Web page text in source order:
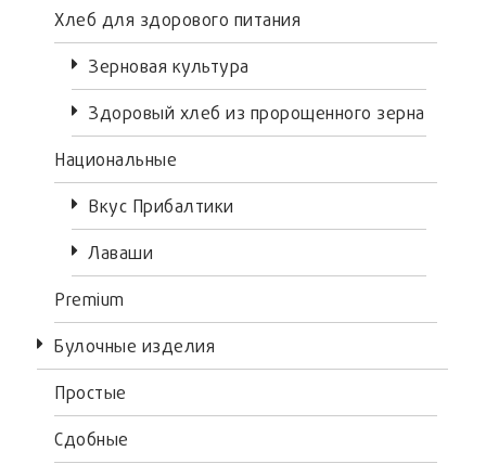
Хлеб для здорового питания
Зерновая культура
Здоровый хлеб из пророщенного зерна
Национальные
Вкус Прибалтики
Лаваши
Premium
Булочные изделия
Простые
Сдобные